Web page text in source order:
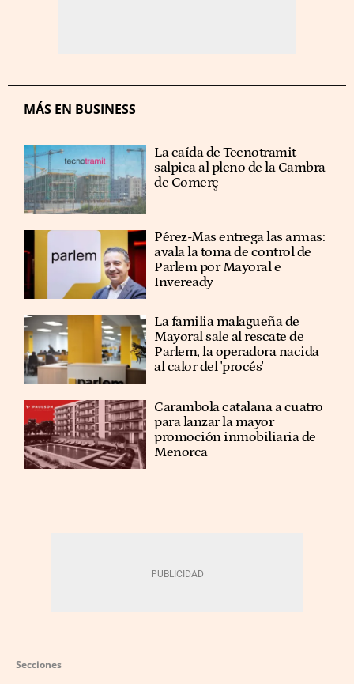
MÁS EN BUSINESS
La caída de Tecnotramit
salpica al pleno de la Cambra
de Comerç
Pérez-Mas entrega las armas:
avala la toma de control de
Parlem por Mayoral e
Inveready
La familia malagueña de
Mayoral sale al rescate de
Parlem, la operadora nacida
al calor del 'procés'
Carambola catalana a cuatro
para lanzar la mayor
promoción inmobiliaria de
Menorca
Secciones